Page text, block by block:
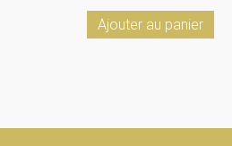
Ajouter au panier